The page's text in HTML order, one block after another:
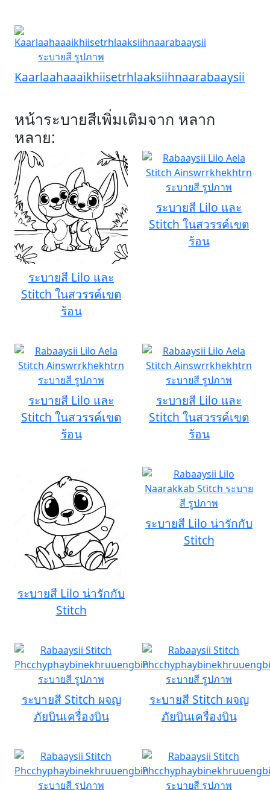
Kaarlaahaaaikhiisetrhlaaksiihnaarabaaysii
หน้าระบายสีเพิ่มเติมจาก หลาก
หลาย:
ระบายสี Lilo และ
Stitch ในสวรรค์เขต
ร้อน
ระบายสี Lilo และ
Stitch ในสวรรค์เขต
ร้อน
ระบายสี Lilo และ
Stitch ในสวรรค์เขต
ร้อน
ระบายสี Lilo และ
Stitch ในสวรรค์เขต
ร้อน
ระบายสี Lilo น่ารักกับ
Stitch
ระบายสี Lilo น่ารักกับ
Stitch
ระบายสี Stitch ผจญ
ภัยบินเครื่องบิน
ระบายสี Stitch ผจญ
ภัยบินเครื่องบิน